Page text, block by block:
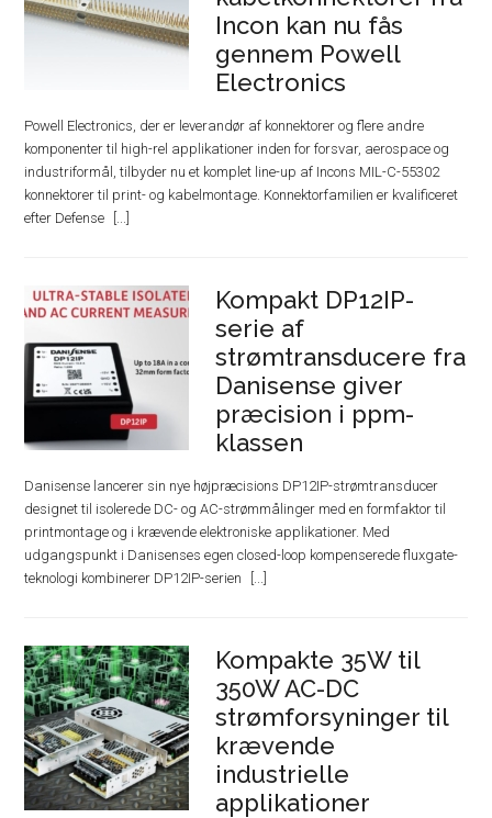
Incon kan nu fås
gennem Powell
Electronics
Powell Electronics, der er leverandør af konnektorer og flere andre
komponenter til high-rel applikationer inden for forsvar, aerospace og
industriformål, tilbyder nu et komplet line-up af Incons MIL-C-55302
konnektorer til print- og kabelmontage. Konnektorfamilien er kvalificeret
efter Defense
Kompakt DP12IP-
serie af
strømtransducere fra
Danisense giver
præcision i ppm-
klassen
Danisense lancerer sin nye højpræcisions DP12IP-strømtransducer
designet til isolerede DC- og AC-strømmålinger med en formfaktor til
printmontage og i krævende elektroniske applikationer. Med
udgangspunkt i Danisenses egen closed-loop kompenserede fluxgate-
teknologi kombinerer DP12IP-serien
Kompakte 35W til
350W AC-DC
strømforsyninger til
krævende
industrielle
applikationer